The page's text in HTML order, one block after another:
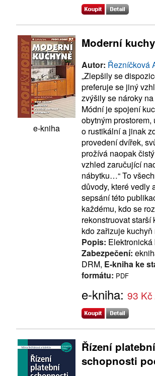
e-kniha
Moderní
Autor: Řezníčková
„Zlepšily se
preferuje se jiný
zvýšily se nároky
Módní je spojení
obytným
o rustikální a jinak
provedení dvířek,
prožívá naopak
vzhled zaručující
nábytku…“ To
důvody, které vedly
sepsání této
každému, kdo se
rekonstruovat starší
kdo zařizuje kuchyň
Popis: Elektronická
Zabezpečení:
DRM, E-kniha ke
formátu: PDF
e-kniha: 93 Kč
Řízení platební
schopnosti